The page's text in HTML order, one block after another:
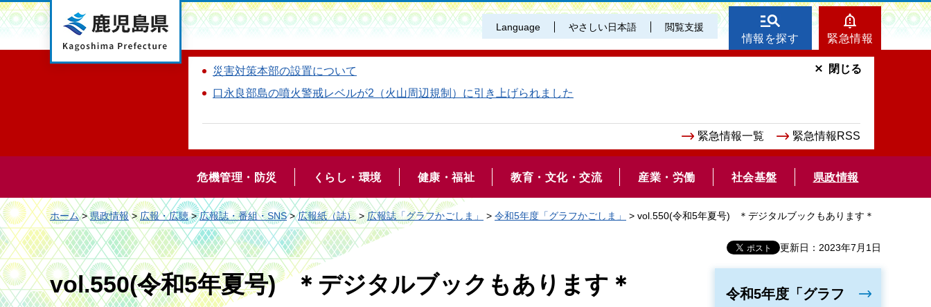
鹿児島県 Language やさしい日本語 閲覧支援
情報を探す 緊急情報
災害対策本部の設置について
口永良部島の噴火警戒レベルが2（火山周辺規制）に引き上げられました
緊急情報一覧 緊急情報RSS
閉じる
危機管理・防災 くらし・環境 健康・福祉 教育・文化・交流 産業・労働 社会基盤 県政情報
ホーム>県政情報>広報・広聴>広報誌・番組・SNS>広報紙（誌）>広報誌「グラフかごしま」 > 令和5年度「グラフかごしま」 > vol.550(令和5年夏号) ＊デジタルブックもあります＊
更新日：2023年7月1日
vol.550(令和5年夏号) ＊デジタルブックもあります＊
令和5年度「グラフ